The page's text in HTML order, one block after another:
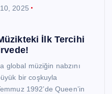
2025
İlk Tercihi
global müziğin nabzını
bir coşkuyla
1992’de Queen’in